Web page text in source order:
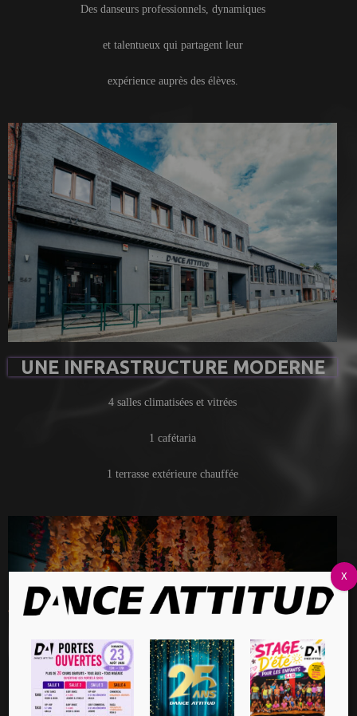
Des danseurs professionnels, dynamiques
et talentueux qui partagent leur
expérience auprès des élèves.
UNE INFRASTRUCTURE MODERNE
4 salles climatisées et vitrées
1 cafétaria
1 terrasse extérieure chauffée
X